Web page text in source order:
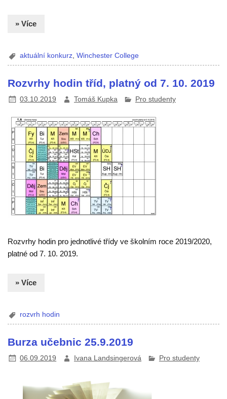
» Více
aktuální konkurz ,Winchester College
Rozvrhy hodin tříd, platný od 7. 10. 2019
03.10.2019 Tomáš Kupka Pro studenty
Rozvrhy hodin pro jednotlivé třídy ve školním roce 2019/2020,
platné od 7. 10. 2019.
» Více
rozvrh hodin
Burza učebnic 25.9.2019
06.09.2019 Ivana Landsingerová Pro studenty